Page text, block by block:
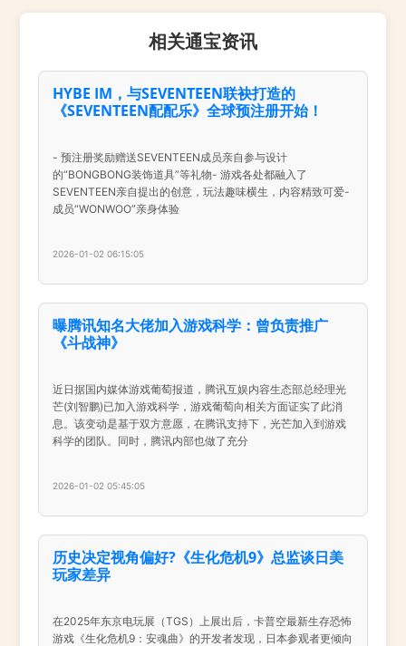
相关通宝资讯
HYBE IM，与SEVENTEEN联袂打造的
《SEVENTEEN配配乐》全球预注册开始！
- 预注册奖励赠送SEVENTEEN成员亲自参与设计
的“BONGBONG装饰道具”等礼物- 游戏各处都融入了
SEVENTEEN亲自提出的创意，玩法趣味横生，内容精致可爱-
成员“WONWOO”亲身体验
2026-01-02 06:15:05
曝腾讯知名大佬加入游戏科学：曾负责推广
《斗战神》
近日据国内媒体游戏葡萄报道，腾讯互娱内容生态部总经理光
芒(刘智鹏)已加入游戏科学，游戏葡萄向相关方面证实了此消
息。该变动是基于双方意愿，在腾讯支持下，光芒加入到游戏
科学的团队。同时，腾讯内部也做了充分
2026-01-02 05:45:05
历史决定视角偏好?《生化危机9》总监谈日美
玩家差异
在2025年东京电玩展（TGS）上展出后，卡普空最新生存恐怖
游戏《生化危机9：安魂曲》的开发者发现，日本参观者更倾向